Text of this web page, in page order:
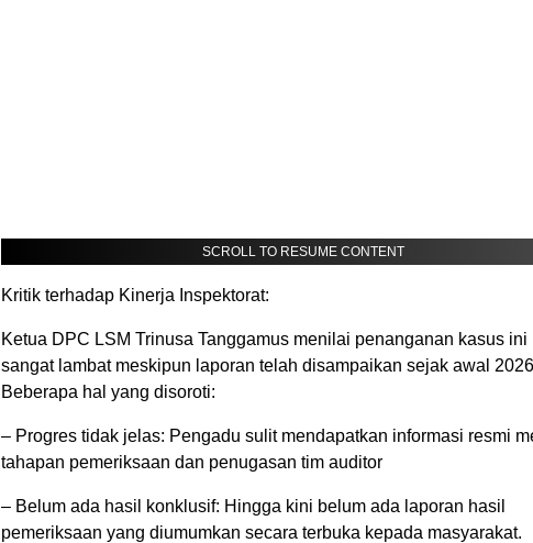
SCROLL TO RESUME CONTENT
Kritik terhadap Kinerja Inspektorat:
Ketua DPC LSM Trinusa Tanggamus menilai penanganan kasus ini
sangat lambat meskipun laporan telah disampaikan sejak awal
Beberapa hal yang disoroti:
– Progres tidak jelas: Pengadu sulit mendapatkan informasi resmi
tahapan pemeriksaan dan penugasan tim auditor
– Belum ada hasil konklusif: Hingga kini belum ada laporan hasil
pemeriksaan yang diumumkan secara terbuka kepada masyarakat.